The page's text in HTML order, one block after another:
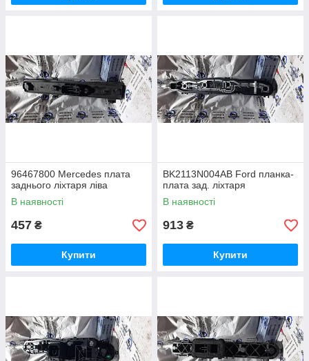
96467800 Mercedes плата
заднього ліхтаря ліва
В наявності
457 ₴
Купити
BK2113N004AB Ford планка-
плата зад. ліхтаря
В наявності
913 ₴
Купити